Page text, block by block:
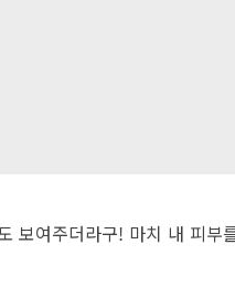
보여주더라구! 마치 내 피부